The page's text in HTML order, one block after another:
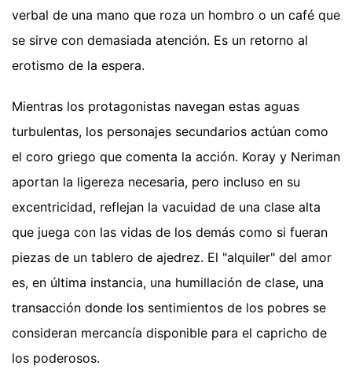
verbal de una mano que roza un hombro o un café que
se sirve con demasiada atención. Es un retorno al
erotismo de la espera.
Mientras los protagonistas navegan estas aguas
turbulentas, los personajes secundarios actúan como
el coro griego que comenta la acción. Koray y Neriman
aportan la ligereza necesaria, pero incluso en su
excentricidad, reflejan la vacuidad de una clase alta
que juega con las vidas de los demás como si fueran
piezas de un tablero de ajedrez. El "alquiler" del amor
es, en última instancia, una humillación de clase, una
transacción donde los sentimientos de los pobres se
consideran mercancía disponible para el capricho de
los poderosos.